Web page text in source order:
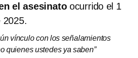
el asesinatoocurrido el 1
2025.
vínculo con los señalamientos
quienes ustedes ya saben”